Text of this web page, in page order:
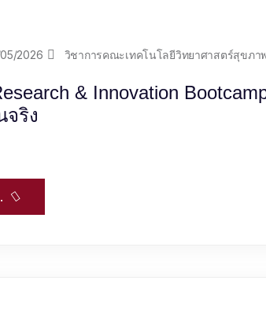
2026 วิชาการคณะเทคโนโลยีวิทยาศาสตร์สุขภา
& Innovation
จริง